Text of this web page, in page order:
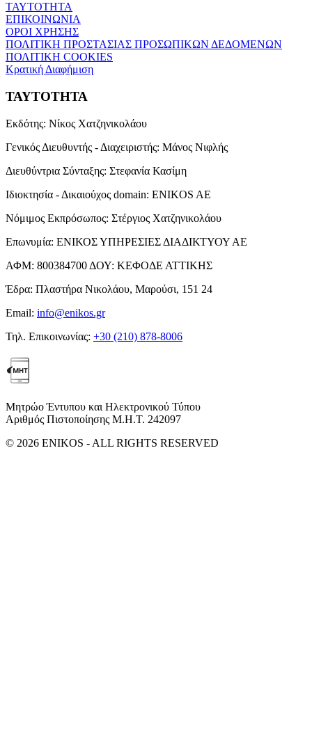
ΤΑΥΤΟΤΗΤΑ
ΕΠΙΚΟΙΝΩΝΙΑ
ΟΡΟΙ ΧΡΗΣΗΣ
ΠΟΛΙΤΙΚΗ ΠΡΟΣΤΑΣΙΑΣ ΠΡΟΣΩΠΙΚΩΝ ΔΕΔΟΜΕΝΩΝ
ΠΟΛΙΤΙΚΗ COOKIES
Κρατική Διαφήμιση
ΤΑΥΤΟΤΗΤΑ
Εκδότης: Νίκος Χατζηνικολάου
Γενικός Διευθυντής - Διαχειριστής: Μάνος Νιφλής
Διευθύντρια Σύνταξης: Στεφανία Κασίμη
Ιδιοκτησία - Δικαιούχος domain: ENIKOS AE
Νόμιμος Εκπρόσωπος: Στέργιος Χατζηνικολάου
Επωνυμία: ΕΝΙΚΟΣ ΥΠΗΡΕΣΙΕΣ ΔΙΑΔΙΚΤΥΟΥ ΑΕ
ΑΦΜ: 800384700 ΔΟΥ: ΚΕΦΟΔΕ ΑΤΤΙΚΗΣ
Έδρα: Πλαστήρα Νικολάου, Μαρούσι, 151 24
Email: info@enikos.gr
Τηλ. Επικοινωνίας: +30 (210) 878-8006
Μητρώο Έντυπου και Ηλεκτρονικού Τύπου
Αριθμός Πιστοποίησης Μ.Η.Τ. 242097
© 2026 ENIKOS - ALL RIGHTS RESERVED